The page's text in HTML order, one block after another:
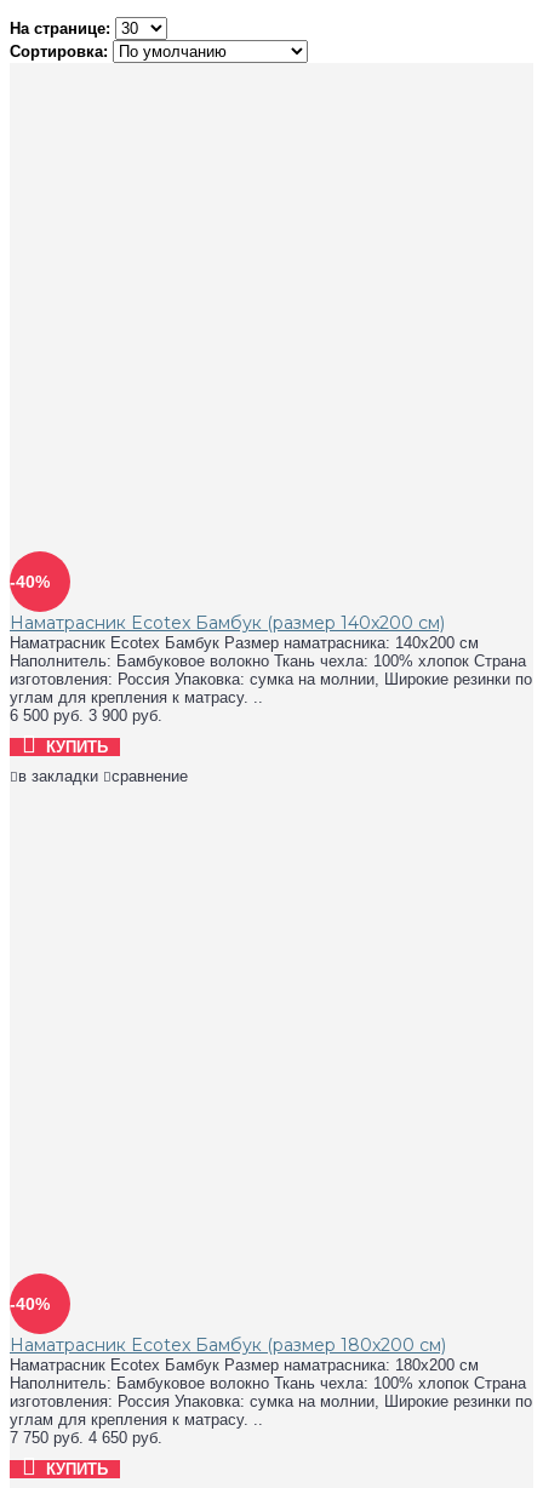
На странице:
Сортировка:
-40%
Наматрасник Ecotex Бамбук (размер 140x200 см)
Наматрасник Ecotex Бамбук Размер наматрасника: 140x200 см
Наполнитель: Бамбуковое волокно Ткань чехла: 100% хлопок Страна
изготовления: Россия Упаковка: сумка на молнии, Широкие резинки по
углам для крепления к матрасу. ..
6 500 руб. 3 900 руб.
КУПИТЬ
в закладки
сравнение
-40%
Наматрасник Ecotex Бамбук (размер 180x200 см)
Наматрасник Ecotex Бамбук Размер наматрасника: 180x200 см
Наполнитель: Бамбуковое волокно Ткань чехла: 100% хлопок Страна
изготовления: Россия Упаковка: сумка на молнии, Широкие резинки по
углам для крепления к матрасу. ..
7 750 руб. 4 650 руб.
КУПИТЬ